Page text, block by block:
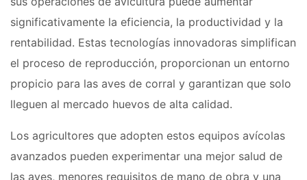
significativamente la eficiencia, la productividad y la
rentabilidad. Estas tecnologías innovadoras simplifican
el proceso de reproducción, proporcionan un entorno
propicio para las aves de corral y garantizan que solo
lleguen al mercado huevos de alta calidad.
Los agricultores que adopten estos equipos avícolas
avanzados pueden experimentar una mejor salud de
las aves, menores requisitos de mano de obra y una